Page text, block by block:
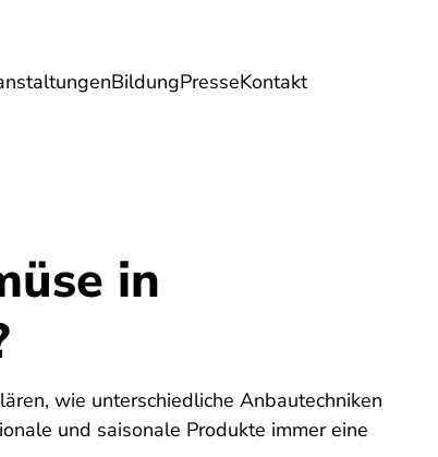
BildungPresseKontakt
Umwelt Verträge
in
wie unterschiedliche Anbautechniken
und saisonale Produkte immer eine